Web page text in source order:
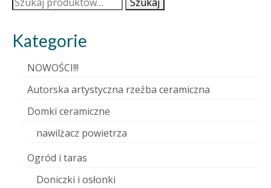
Kategorie
NOWOŚCI!!!
Autorska artystyczna rzeźba ceramiczna
Domki ceramiczne
nawilżacz powietrza
Ogród i taras
Doniczki i osłonki